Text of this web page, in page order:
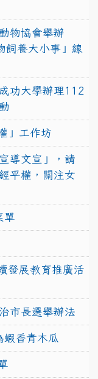
物協會舉辦
飼養大小事」線
功大學辦理112
」工作坊
導文宣」，請
平權，關注女
單
發展教育推廣活
市長選舉辦法
香青木瓜